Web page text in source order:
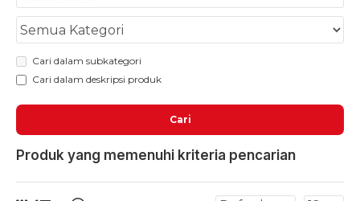
Cari dalam subkategori
Cari dalam deskripsi produk
Cari
Produk yang memenuhi kriteria pencarian